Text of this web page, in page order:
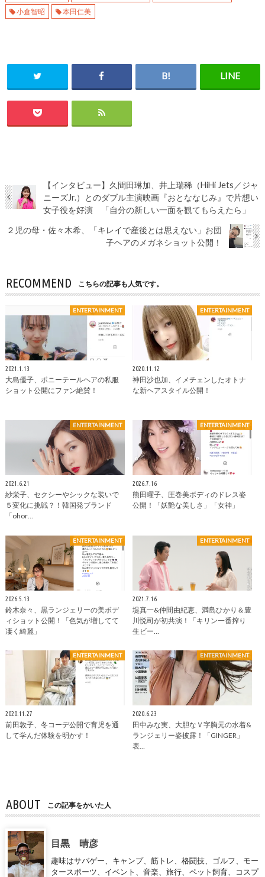
小倉智昭
本田仁美
【インタビュー】久間田琳加、井上瑞稀（HiHi Jets／ジャ
ニーズJr.）とのダブル主演映画『おとななじみ』で片想い
女子役を好演 「自分の新しい一面を観てもらえたら」
２児の母・佐々木希、「キレイで産後とは思えない」お団
子ヘアのメガネショット公開！
RECOMMEND こちらの記事も人気です。
ENTERTAINMENT
2021.1.13
大島優子、ポニーテールヘアの私服
ショット公開にファン絶賛！
ENTERTAINMENT
2020.11.12
神田沙也加、イメチェンしたオトナ
な新ヘアスタイル公開！
ENTERTAINMENT
2021.6.21
紗栄⼦、セクシーやシックな装いで
５変化に挑戦？！韓国発ブランド
「ohor…
ENTERTAINMENT
2026.7.16
熊田曜子、圧巻美ボディのドレス姿
公開！「妖艶な美しさ」「女神」
ENTERTAINMENT
2026.5.13
鈴木奈々、黒ランジェリーの美ボデ
ィショット公開！「色気が増してて
凄く綺麗」
ENTERTAINMENT
2021.7.16
堤真一&仲間由紀恵、満島ひかり＆豊
川悦司が初共演！「キリン一番搾り
生ビー…
ENTERTAINMENT
2020.11.27
前田敦子、冬コーデ公開で育児を通
して学んだ体験を明かす！
ENTERTAINMENT
2020.6.23
田中みな実、大胆なＶ字胸元の水着&
ランジェリー姿披露！「GINGER」
表…
ABOUT この記事をかいた人
目黒 晴彦
趣味はサバゲー、キャンプ、筋トレ、格闘技、ゴルフ、モー
タースポーツ、イベント、音楽、旅行、ペット飼育、コスプ